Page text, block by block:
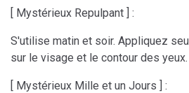
[ Mystérieux Repulpant ] :
S'utilise matin et soir. Appliquez
sur le visage et le contour des yeux.
[ Mystérieux Mille et un Jours ] :